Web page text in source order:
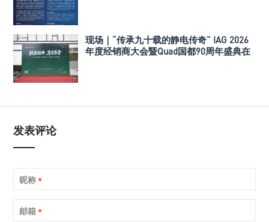
现场｜“传承九十载的静电传奇” IAG 2026
年度经销商大会暨Quad国都90周年盛典在
发表评论
昵称 *
邮箱 *